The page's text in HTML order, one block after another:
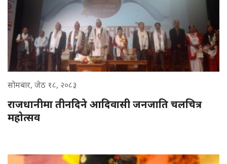
सोमबार, जेठ १८, २०८३
राजधानीमा तीनदिने आदिवासी जनजाति चलचित्र
महोत्सव